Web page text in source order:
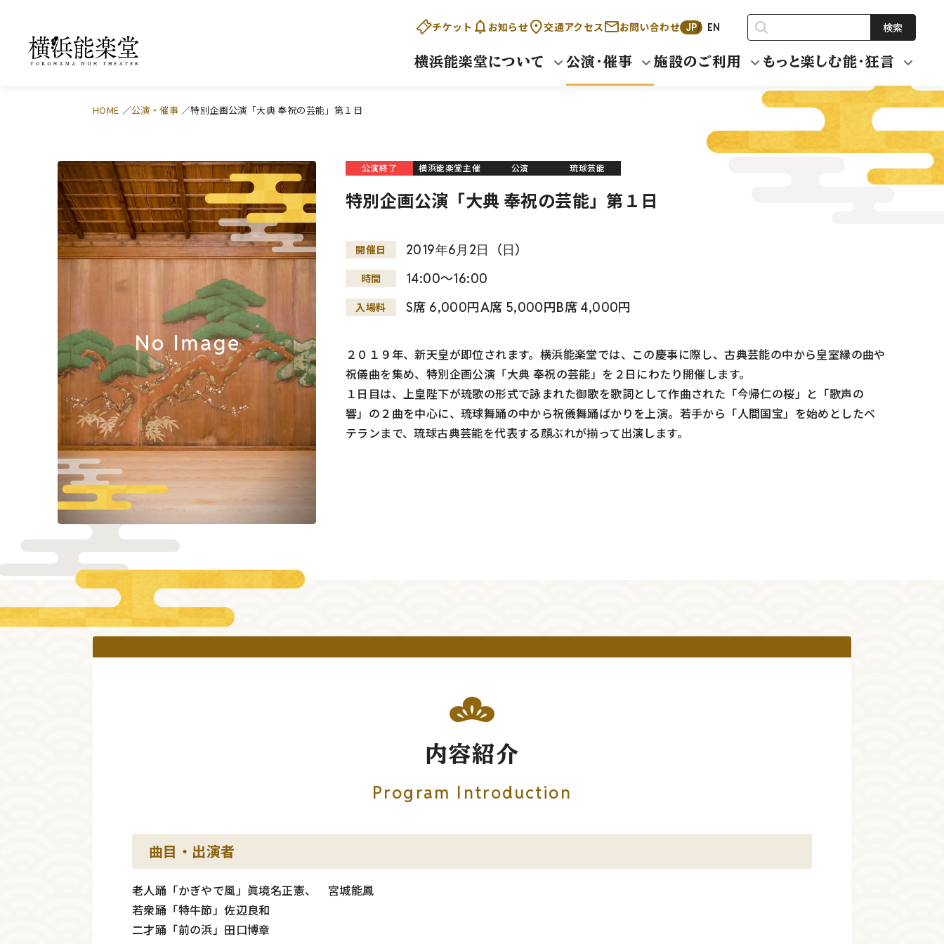
チケット お知らせ 交通アクセス お問い合わせ JP EN 検索
横浜能楽堂について 公演・催事 施設のご利用 もっと楽しむ能・狂言
HOME 公演・催事 特別企画公演「大典 奉祝の芸能」第１日
公演終了 横浜能楽堂主催 公演 琉球芸能
特別企画公演「大典 奉祝の芸能」第１日
開催日 2019年6月 2日 （日）
時間 14:00～16:00
入場料 S席 6,000円A席 5,000円B席 4,000円
２０１９年、新天皇が即位されます。横浜能楽堂では、この慶事に際し、古典芸能の中から皇室縁の曲や
祝儀曲を集め、特別企画公演「大典 奉祝の芸能」を２日にわたり開催します。
１日目は、上皇陛下が琉歌の形式で詠まれた御歌を歌詞として作曲された「今帰仁の桜」と「歌声の
響」の２曲を中心に、琉球舞踊の中から祝儀舞踊ばかりを上演。若手から「人間国宝」を始めとしたベ
テランまで、琉球古典芸能を代表する顔ぶれが揃って出演します。
内容紹介
Program Introduction
曲目・出演者
老人踊「かぎやで風」眞境名正憲、 宮城能鳳
若衆踊「特牛節」佐辺良和
二才踊「前の浜」田口博章